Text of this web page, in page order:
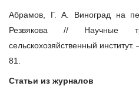
Абрамов, Г. А. Виноград на
Резвякова // Научные
сельскохозяйственный
81.
Статьи из журналов